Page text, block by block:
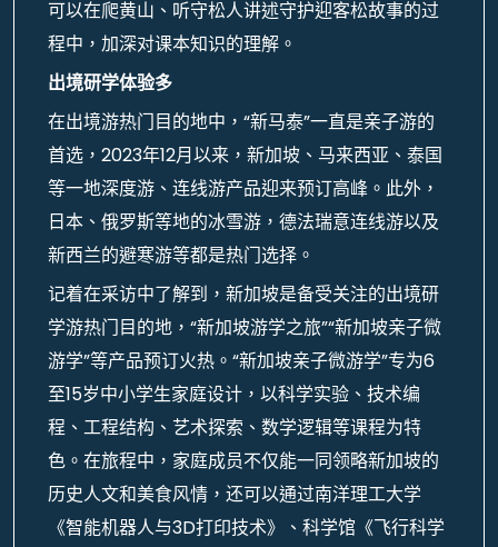
可以在爬黄山、听守松人讲述守护迎客松故事的过
程中，加深对课本知识的理解。
出境研学体验多
在出境游热门目的地中，“新马泰”一直是亲子游的
首选，2023年12月以来，新加坡、马来西亚、泰国
等一地深度游、连线游产品迎来预订高峰。此外，
日本、俄罗斯等地的冰雪游，德法瑞意连线游以及
新西兰的避寒游等都是热门选择。
记着在采访中了解到，新加坡是备受关注的出境研
学游热门目的地，“新加坡游学之旅”“新加坡亲子微
游学”等产品预订火热。“新加坡亲子微游学”专为6
至15岁中小学生家庭设计，以科学实验、技术编
程、工程结构、艺术探索、数学逻辑等课程为特
色。在旅程中，家庭成员不仅能一同领略新加坡的
历史人文和美食风情，还可以通过南洋理工大学
《智能机器人与3D打印技术》、科学馆《飞行科学